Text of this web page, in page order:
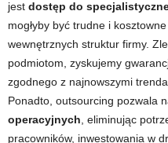
jest dostęp do
mogłyby być trudne i
wewnętrznych struktur firmy.
podmiotom, zyskujemy
zgodnego z najnowszymi
Ponadto, outsourcing pozwala
operacyjnych , eliminując
pracowników, inwestowania w